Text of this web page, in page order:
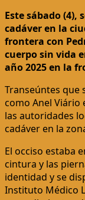
Este sábado (4),
cadáver en la
frontera con
cuerpo sin vida
año 2025 en la
Transeúntes que
como Anel Viário
las autoridades
cadáver en la
El occiso estaba
cintura y las
identidad y se
Instituto Médico